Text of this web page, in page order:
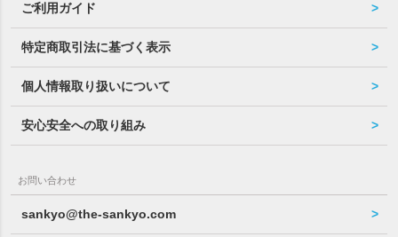
ご利用ガイド
特定商取引法に基づく表示
個人情報取り扱いについて
安心安全への取り組み
お問い合わせ
sankyo@the-sankyo.com